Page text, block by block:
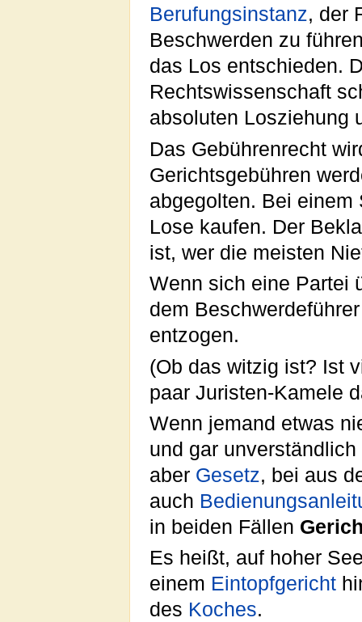
Berufungsinstanz, der
Beschwerden zu
das Los entschieden.
Rechtswissenschaft
absoluten Losziehung
Das Gebührenrecht
Gerichtsgebühren
abgegolten. Bei
Lose kaufen. Der
ist, wer die meisten
Wenn sich eine Partei
dem
entzogen.
(Ob das witzig ist? Ist
paar Juristen-Kamele
Wenn jemand etwas
und gar
aber Gesetz, bei aus
auch
in beiden Fällen
Es heißt, auf hoher
einem Eintopfgericht
des Koches.